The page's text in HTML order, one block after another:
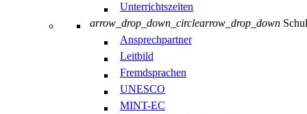
Unterrichtszeiten
arrow_drop_down_circlearrow_drop_down
Ansprechpartner
Leitbild
Fremdsprachen
UNESCO
MINT-EC